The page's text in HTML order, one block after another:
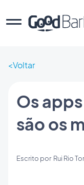
Voltar
Os
são os
Escrito por Rui Rio